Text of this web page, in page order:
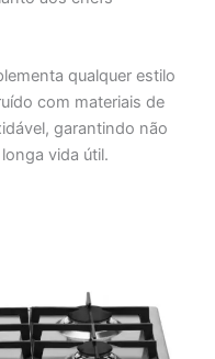
qualquer estilo
com materiais de
garantindo não
vida útil.